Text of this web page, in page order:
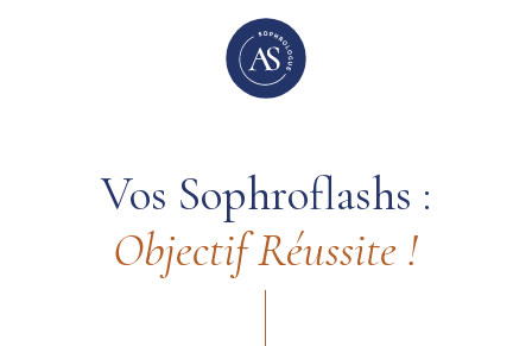
Vos Sophroflashs :
ObjectifRéussite !